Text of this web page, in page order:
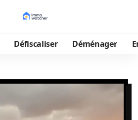
Défiscaliser Déménager